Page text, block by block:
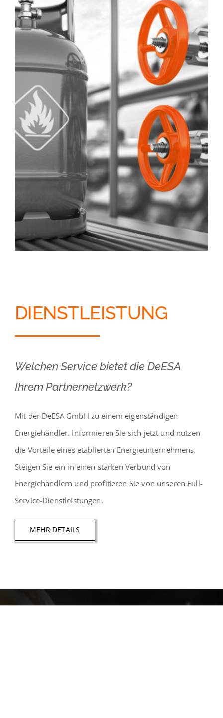
DIENSTLEISTUNG
Welchen Service bietet die DeESA
Ihrem Partnernetzwerk?
Mit der DeESA GmbH zu einem eigenständigen
Energiehändler. Informieren Sie sich jetzt und nutzen
die Vorteile eines etablierten Energieunternehmens.
Steigen Sie ein in einen starken Verbund von
Energiehändlern und profitieren Sie von unseren Full-
Service-Dienstleistungen.
MEHR DETAILS